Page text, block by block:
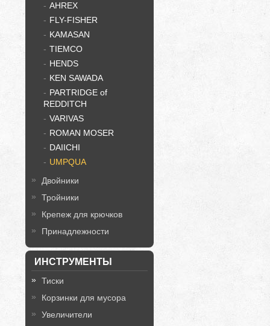
AHREX
FLY-FISHER
KAMASAN
TIEMCO
HENDS
KEN SAWADA
PARTRIDGE of
REDDITCH
VARIVAS
ROMAN MOSER
DAIICHI
UMPQUA
Двойники
Тройники
Крепеж для крючков
Принадлежности
ИНСТРУМЕНТЫ
Тиски
Корзинки для мусора
Увеличители